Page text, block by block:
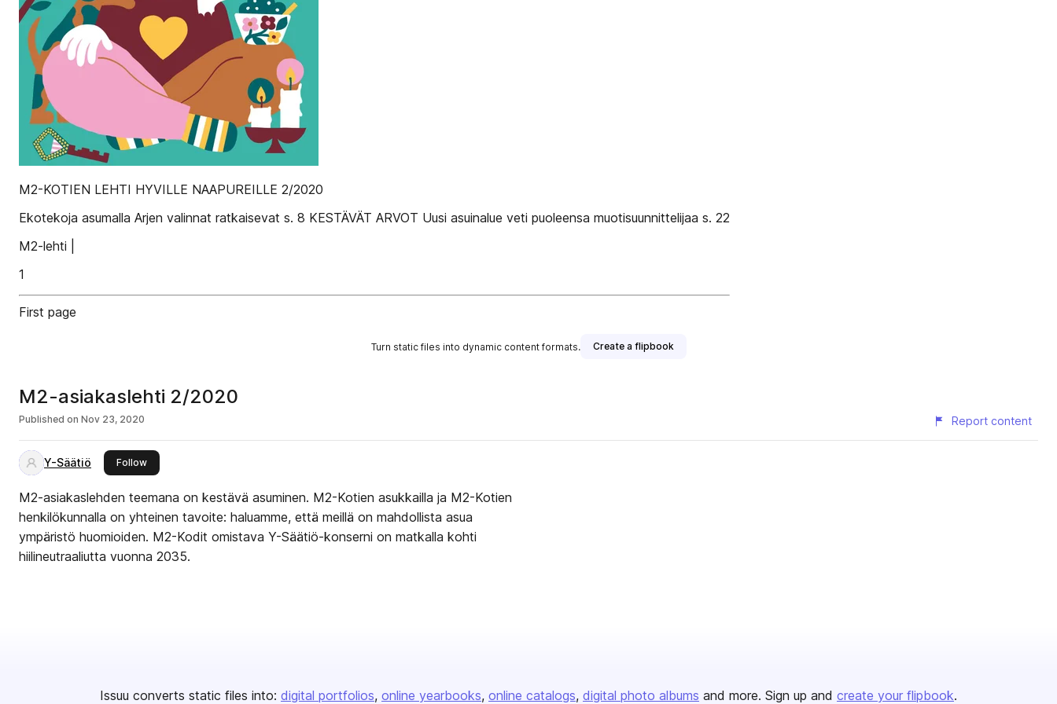
M2-KOTIEN LEHTI HYVILLE NAAPUREILLE 2/2020
Ekotekoja asumalla Arjen valinnat ratkaisevat s. 8 KESTÄVÄT ARVOT Uusi asuinalue veti puoleensa muotisuunnittelijaa s. 22
M2-lehti |
1
First page
Turn static files into dynamic content formats. Create a flipbook
M2-asiakaslehti 2/2020
Published on Nov 23, 2020 Report content
Y-Säätiö Followthis publisher
M2-asiakaslehden teemana on kestävä asuminen. M2-Kotien asukkailla ja M2-Kotien
henkilökunnalla on yhteinen tavoite: haluamme, että meillä on mahdollista asua
ympäristö huomioiden. M2-Kodit omistava Y-Säätiö-konserni on matkalla kohti
hiilineutraaliutta vuonna 2035.
Issuu converts static files into: digital portfolios online yearbooks online catalogs digital photo albums and more. Sign up and create your flipbook.